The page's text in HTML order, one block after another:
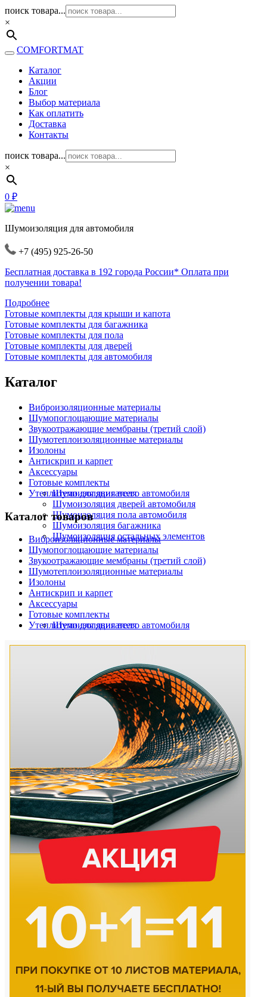
поиск товара...
×
COMFORTMAT
Каталог
Акции
Блог
Выбор материала
Как оплатить
Доставка
Контакты
поиск товара...
×
0 ₽
Шумоизоляция для автомобиля
+7 (495) 925-26-50
Бесплатная доставка в 192 города России* Оплата при
получении товара!
Подробнее
Готовые комплекты для крыши и капота
Готовые комплекты для багажника
Готовые комплекты для пола
Готовые комплекты для дверей
Готовые комплекты для автомобиля
Каталог
Виброизоляционные материалы
Шумопоглощающие материалы
Звукоотражающие мембраны (третий слой)
Шумотеплоизоляционные материалы
Изолоны
Антискрип и карпет
Аксессуары
Готовые комплекты
Шумоизоляция всего автомобиля
Шумоизоляция дверей автомобиля
Шумоизоляция пола автомобиля
Шумоизоляция багажника
Шумоизоляция остальных элементов
Утеплители для двигателя
Каталог товаров
Виброизоляционные материалы
Шумопоглощающие материалы
Звукоотражающие мембраны (третий слой)
Шумотеплоизоляционные материалы
Изолоны
Антискрип и карпет
Аксессуары
Готовые комплекты
Шумоизоляция всего автомобиля
Шумоизоляция пола автомобиля
Шумоизоляция остальных элементов
Утеплители для двигателя